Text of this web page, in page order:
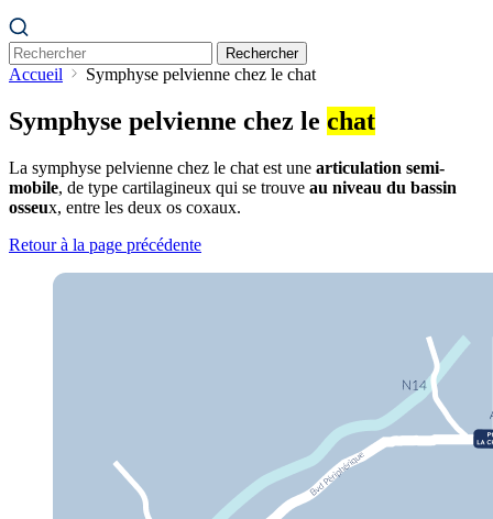
Rechercher
Accueil Symphyse pelvienne chez le chat
Symphyse pelvienne chez le chat
La symphyse pelvienne chez le chat est une articulation semi-
mobile, de type cartilagineux qui se trouve au niveau du bassin
osseux, entre les deux os coxaux.
Retour à la page précédente